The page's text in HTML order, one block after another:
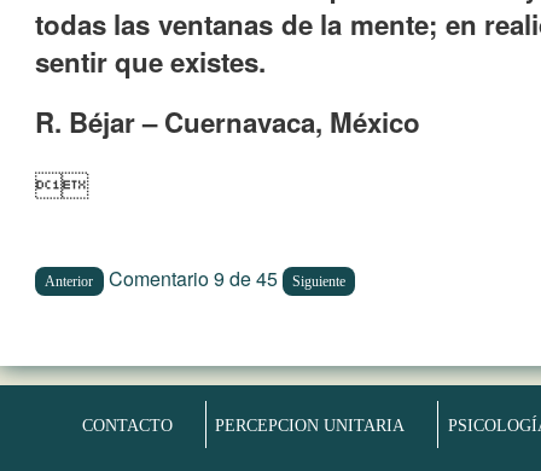
todas las ventanas de la mente; en
sentir que existes.
R. Béjar – Cuernavaca, México

Anterior Comentario 9 de 45 Siguiente
CONTACTO PERCEPCION UNITARIA